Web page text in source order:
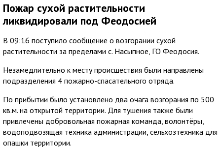
Пожар сухой растительности
ликвидировали под Феодосией
В 09:16 поступило сообщение о возгорании сухой
растительности за пределами с. Насыпное, ГО Феодосия.
Незамедлительно к месту происшествия были направлены
подразделения 4 пожарно-спасательного отряда.
По прибытии было установлено два очага возгорания по 500
кв.м. на открытой территории. Для тушения также были
привлечены добровольная пожарная команда, волонтёры,
водоподвозящая техника администрации, сельхозтехника для
опашки территории.